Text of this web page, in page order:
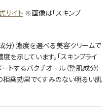
サイト ※画像は「スキンブ
分）濃度を選べる美容クリームで
を示しています。「スキンブライ
トするバクチオール（整肌成分）
相乗効果でくすみのない明るい肌